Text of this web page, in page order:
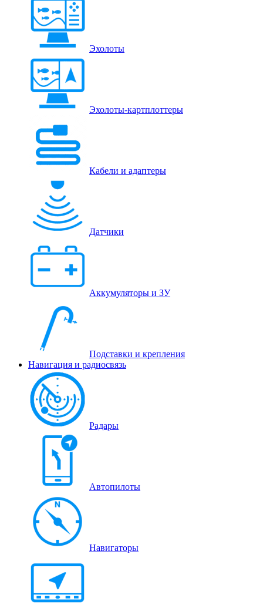
Эхолоты
Эхолоты-картплоттеры
Кабели и адаптеры
Датчики
Аккумуляторы и ЗУ
Подставки и крепления
Навигация и радиосвязь
Радары
Автопилоты
Навигаторы